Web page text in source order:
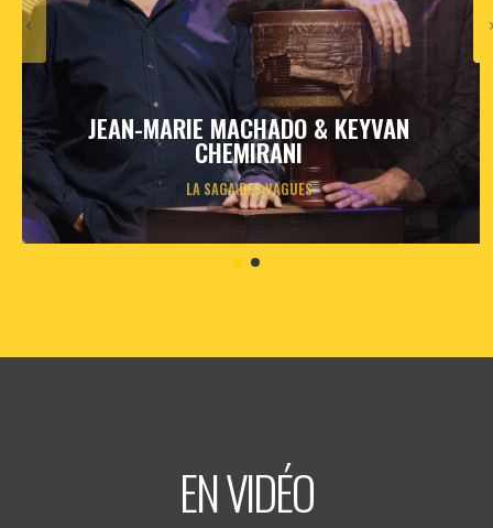
JEAN-MARIE MACHADO & KEYVAN
CHEMIRANI
LA SAGA DES VAGUES
- Le Triton
EN VIDÉO